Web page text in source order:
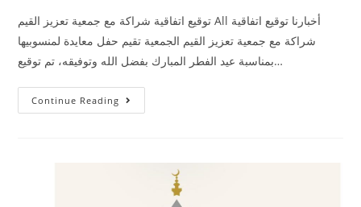
توقيع اتفاقية شراكة مع جمعية تعزيز القيم All أخبارنا توقيع اتفاقية
شراكة مع جمعية تعزيز القيم الجمعية تقيم حفل معايدة لمنسوبيها
بمناسبة عيد الفطر المبارك بفضل الله وتوفيقه، تم توقيع…
Continue Reading